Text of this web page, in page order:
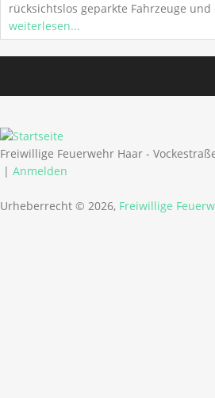
rücksichtslos geparkte Fahrzeuge
weiterlesen...
Freiwillige Feuerwehr Haar -
| Anmelden
Urheberrecht © 2026, Freiwillige